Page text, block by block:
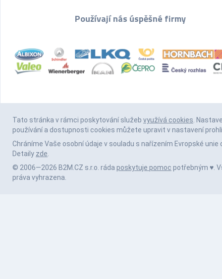
Používají nás úspěšné firmy
Tato stránka v rámci poskytování služeb využívá cookies.
používání a dostupnosti cookies můžete upravit v nastavení
Chráníme Vaše osobní údaje v souladu s nařízením Evropské unie
Detaily zde.
© 2006—2026 B2M.CZ s.r.o. ráda poskytuje pomoc potřebným ♥️.
práva vyhrazena.